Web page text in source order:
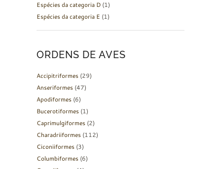
Espécies da categoria D (1)
Espécies da categoria E (1)
ORDENS DE AVES
Accipitriformes (29)
Anseriformes (47)
Apodiformes (6)
Bucerotiformes (1)
Caprimulgiformes (2)
Charadriiformes (112)
Ciconiiformes (3)
Columbiformes (6)